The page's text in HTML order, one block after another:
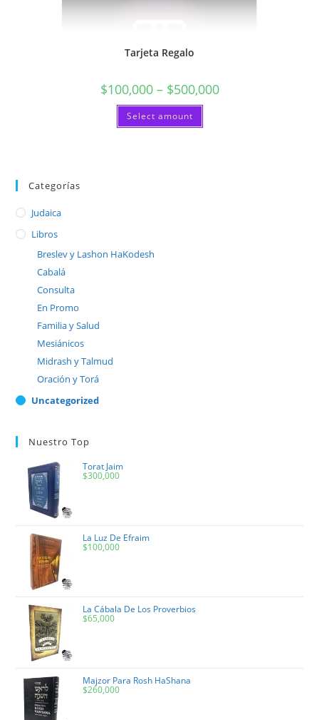
Tarjeta Regalo
$100,000 – $500,000Price
range:
Select amount
Este
tiene
Categorías
Judaica
Libros
Breslev y Lashon HaKodesh
Cabalá
Consulta
En Promo
Familia y Salud
Mesiánicos
Midrash y Talmud
Oración y Torá
Uncategorized
Nuestro Top
Torat Jaim
$300,000
La Luz De Efraim
$100,000
La Cábala De Los Proverbios
$65,000
Majzor Para Rosh HaShana
$260,000